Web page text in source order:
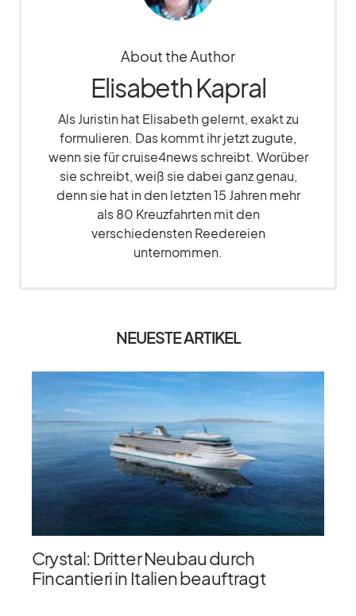
About the Author
Elisabeth Kapral
Als Juristin hat Elisabeth gelernt, exakt zu
formulieren. Das kommt ihr jetzt zugute,
wenn sie für cruise4news schreibt. Worüber
sie schreibt, weiß sie dabei ganz genau,
denn sie hat in den letzten 15 Jahren mehr
als 80 Kreuzfahrten mit den
verschiedensten Reedereien
unternommen.
NEUESTE ARTIKEL
Crystal: Dritter Neubau durch
Fincantieri in Italien beauftragt